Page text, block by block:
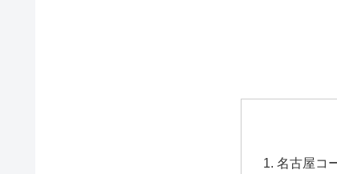
名古屋コ